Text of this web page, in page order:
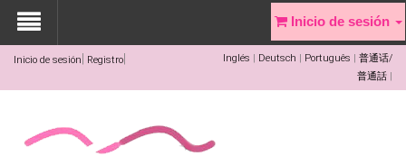
Inicio de sesión Registro Inglés Deutsch Português
普通话/
普通話
Inicio de sesión